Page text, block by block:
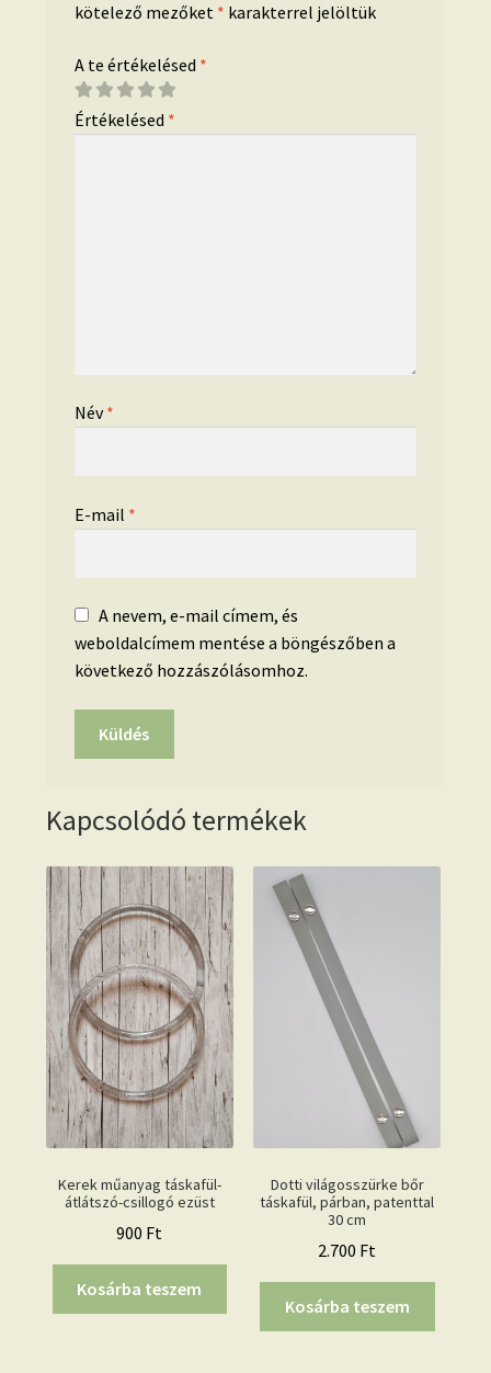
kötelező mezőket * karakterrel jelöltük
A te értékelésed *
Értékelésed *
Név*
E-mail *
A nevem, e-mail címem, és
weboldalcímem mentése a böngészőben a
következő hozzászólásomhoz.
Kapcsolódó termékek
Kerek műanyag táskafül-
átlátszó-csillogó ezüst
900 Ft
Kosárba teszem
Dotti világosszürke bőr
táskafül, párban, patenttal
30 cm
2.700 Ft
Kosárba teszem